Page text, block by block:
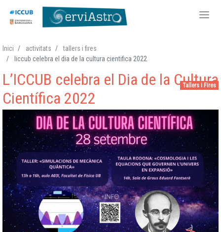
al
Inici activitats
tallers i fires
liccub celebra el dia de la cultura cientifica 2022
Tallers i Fires
L’ICCUB celebra el Dia de la Cultura
Científica 2022